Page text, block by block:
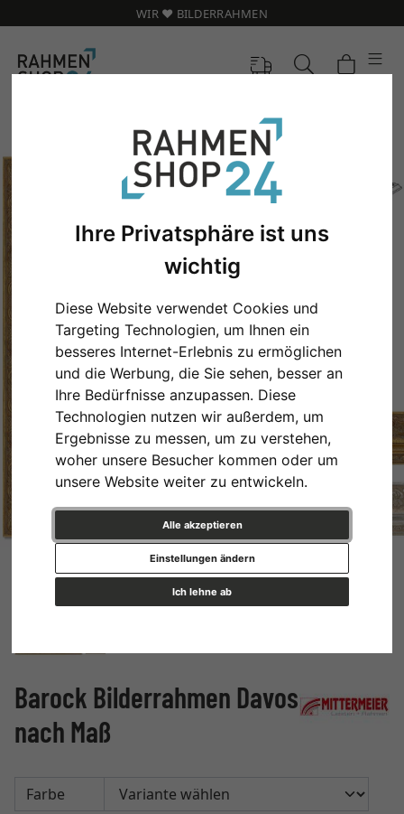
Ihre Privatsphäre ist uns
wichtig
Diese Website verwendet Cookies und
Targeting Technologien, um Ihnen ein
besseres Internet-Erlebnis zu ermöglichen
und die Werbung, die Sie sehen, besser an
Ihre Bedürfnisse anzupassen. Diese
Technologien nutzen wir außerdem, um
Ergebnisse zu messen, um zu verstehen,
woher unsere Besucher kommen oder um
unsere Website weiter zu entwickeln.
Alle akzeptieren
Ich lehne ab
Einstellungen ändern
WIR ❤️ BILDERRAHMEN
Zurück
Barock Bilderrahmen Davos
nach Maß
Farbe